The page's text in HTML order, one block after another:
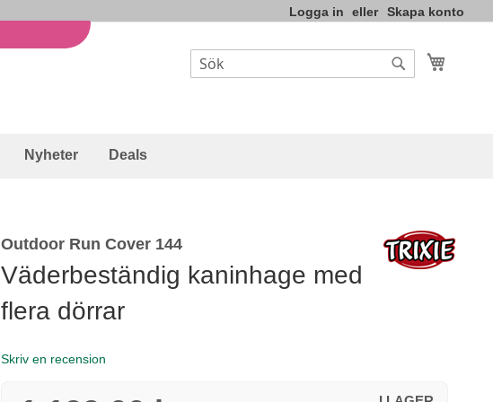
Logga in Skapa konto
Sök
Nyheter Deals
Outdoor Run Cover 144
Väderbeständig kaninhage med
flera dörrar
Skriv en recension